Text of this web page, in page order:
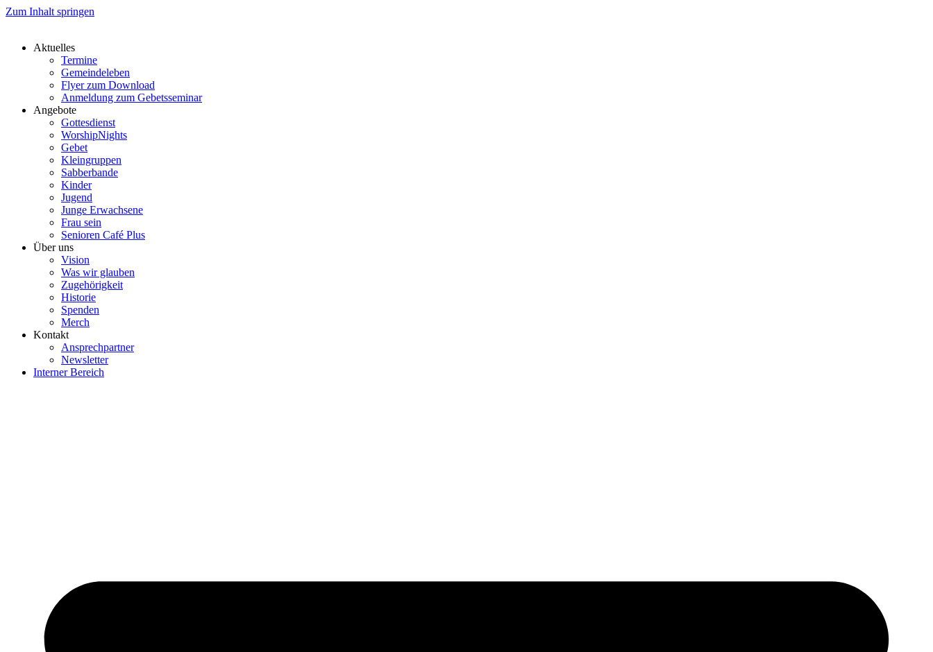
Zum Inhalt springen
Aktuelles
Termine
Gemeindeleben
Flyer zum Download
Anmeldung zum Gebetsseminar
Angebote
Gottesdienst
WorshipNights
Gebet
Kleingruppen
Sabberbande
Kinder
Jugend
Junge Erwachsene
Frau sein
Senioren Café Plus
Über uns
Vision
Was wir glauben
Zugehörigkeit
Historie
Spenden
Merch
Kontakt
Ansprechpartner
Newsletter
Interner Bereich